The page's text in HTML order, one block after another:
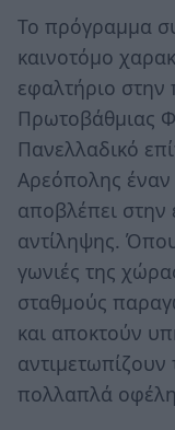
Το πρόγραμμα
καινοτόμο
εφαλτήριο
Πρωτοβάθμιας
Πανελλαδικό
Αρεόπολης
αποβλέπει στην
αντίληψης.
γωνιές της
σταθμούς
και αποκτούν
πολλαπλά οφέλη